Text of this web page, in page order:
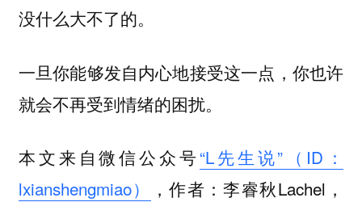
没什么大不了的。
一旦你能够发自内心地接受这一点，你也许
就会不再受到情绪的困扰。
本文来自微信公众号“L先生说”（ID：
lxianshengmiao）
，作者：李睿秋Lachel，